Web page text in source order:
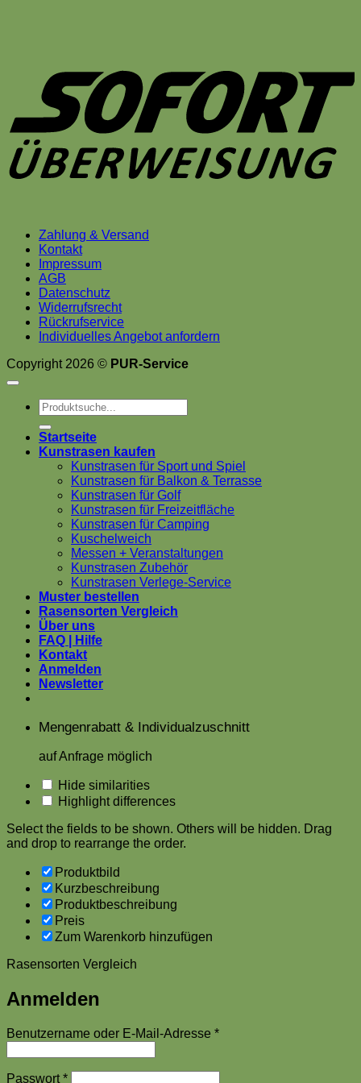
Zahlung & Versand
Kontakt
Impressum
AGB
Datenschutz
Widerrufsrecht
Rückrufservice
Individuelles Angebot anfordern
Copyright 2026 © PUR-Service
Suchen
nach:
Startseite
Kunstrasen kaufen
Kunstrasen für Sport und Spiel
Kunstrasen für Balkon & Terrasse
Kunstrasen für Golf
Kunstrasen für Freizeitfläche
Kunstrasen für Camping
Kuschelweich
Messen + Veranstaltungen
Kunstrasen Zubehör
Kunstrasen Verlege-Service
Muster bestellen
Rasensorten Vergleich
Über uns
FAQ | Hilfe
Kontakt
Anmelden
Newsletter
Mengenrabatt & Individualzuschnitt
auf Anfrage möglich
Hide similarities
Highlight differences
Select the fields to be shown. Others will be hidden. Drag
and drop to rearrange the order.
Produktbild
Kurzbeschreibung
Produktbeschreibung
Preis
Zum Warenkorb hinzufügen
Rasensorten Vergleich
Anmelden
Benutzername oder E-Mail-Adresse *Erforderlich
Passwort*Erforderlich